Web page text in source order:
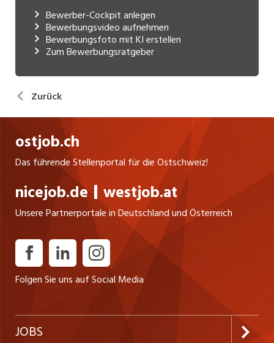
Bewerber-Cockpit anlegen
Bewerbungsvideo aufnehmen
Bewerbungsfoto mit KI erstellen
Zum Bewerbungsratgeber
Zurück
ostjob.ch
Das führende Stellenportal für die Ostschweiz!
nicejob.de westjob.at
Unsere Partnerportale in Deutschland und Österreich
Folgen Sie uns auf Social Media
JOBS